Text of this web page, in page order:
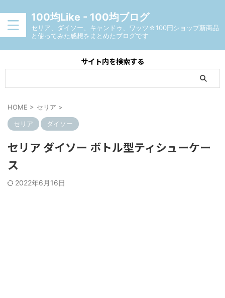
100均Like - 100均ブログ
セリア、ダイソー、キャンドゥ、ワッツ☆100円ショップ新商品
と使ってみた感想をまとめたブログです
サイト内を検索する
HOME > セリア >
セリア ダイソー
セリア ダイソー ボトル型ティシューケー
ス
2022年6月16日